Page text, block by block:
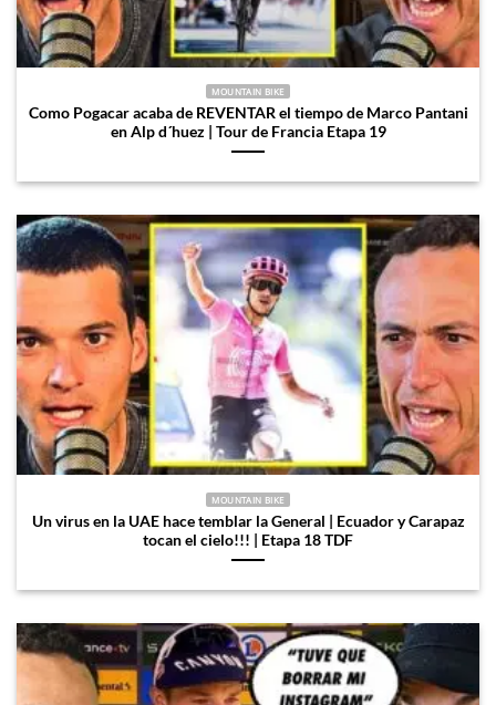
MOUNTAIN BIKE
Como Pogacar acaba de REVENTAR el tiempo de Marco Pantani
en Alp d´huez | Tour de Francia Etapa 19
MOUNTAIN BIKE
Un virus en la UAE hace temblar la General | Ecuador y Carapaz
tocan el cielo!!! | Etapa 18 TDF